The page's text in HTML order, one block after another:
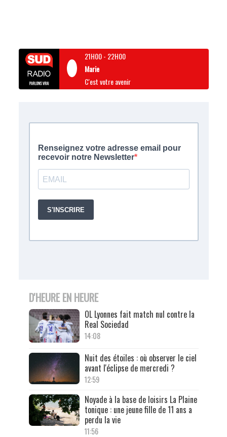
21H00- 22H00
Marie
C'est votre avenir
D'HEURE EN HEURE
OL Lyonnes fait match nul contre la
Real Sociedad
14:08
Nuit des étoiles : où observer le ciel
avant l'éclipse de mercredi ?
12:59
Noyade à la base de loisirs La Plaine
tonique : une jeune fille de 11 ans a
perdu la vie
11:56